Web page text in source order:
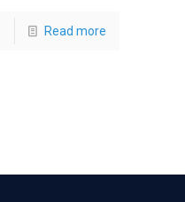
Read more